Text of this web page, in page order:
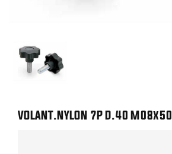
VOLANT.NYLON 7P D.40 M08x50